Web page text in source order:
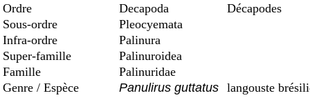
Ordre
Decapoda
Décapodes
Sous-ordre
Pleocyemata
Infra-ordre
Palinura
Super-famille
Palinuroidea
Famille
Palinuridae
Genre / Espèce
Panulirus guttatus langouste